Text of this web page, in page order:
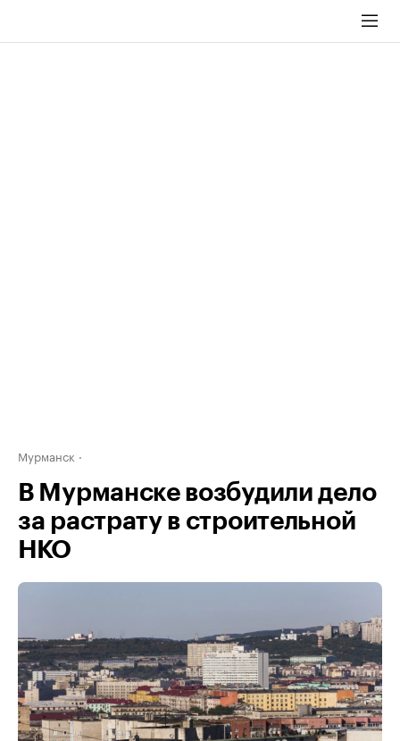
Мурманск
В Мурманске возбудили дело
за растрату в строительной
НКО